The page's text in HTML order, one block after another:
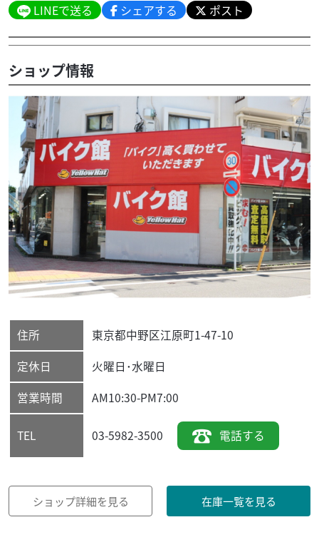
LINEで送る シェアする ポスト
ショップ情報
住所 東京都中野区江原町1-47-10
定休日
火曜日･水曜日
営業時間
AM10:30-PM7:00
TEL 03-5982-3500 電話する
ショップ詳細を見る 在庫一覧を見る